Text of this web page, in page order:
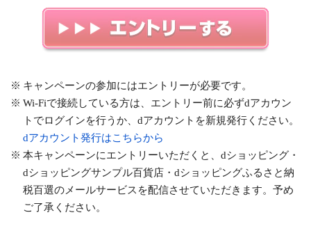
キャンペーンの参加にはエントリーが必要です。
Wi-Fiで接続している方は、エントリー前に必ずdアカウン
トでログインを行うか、dアカウントを新規発行ください。
dアカウント発行はこちらから
本キャンペーンにエントリーいただくと、dショッピング・
dショッピングサンプル百貨店・dショッピングふるさと納
税百選のメールサービスを配信させていただきます。予め
ご了承ください。